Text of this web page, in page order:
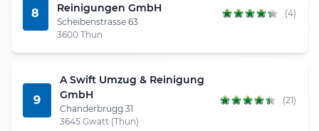
8
Reinigungen GmbH
Scheibenstrasse 63
3600 Thun
(4)
9
A Swift Umzug & Reinigung
GmbH
Chanderbrügg 31
3645 Gwatt (Thun)
(21)